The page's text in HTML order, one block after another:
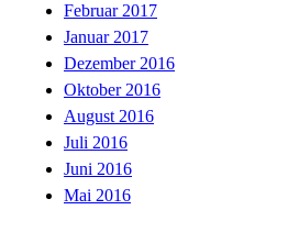
Februar 2017
Januar 2017
Dezember 2016
Oktober 2016
August 2016
Juli 2016
Juni 2016
Mai 2016